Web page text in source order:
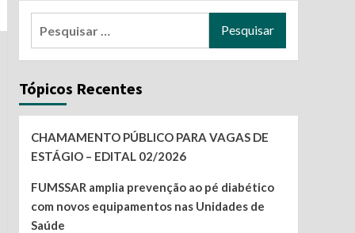
Tópicos Recentes
CHAMAMENTO PÚBLICO PARA VAGAS DE
ESTÁGIO – EDITAL 02/2026
FUMSSAR amplia prevenção ao pé diabético
com novos equipamentos nas Unidades de
Saúde